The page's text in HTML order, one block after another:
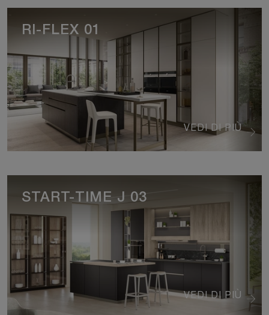
VEDI DI PIÙ
RI-FLEX 01
VEDI DI PIÙ
START-TIME J 03